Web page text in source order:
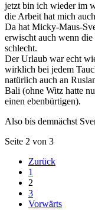
jetzt bin ich wieder im
die Arbeit hat mich
Da hat Micky-Maus-
erwischt auch wenn
schlecht.
Der Urlaub war echt
wirklich bei jedem
natürlich auch an
Bali (ohne Witz hatte
einen ebenbürtigen).
Also bis demnächst
Seite 2 von 3
Zurück
1
2
3
Vorwärts